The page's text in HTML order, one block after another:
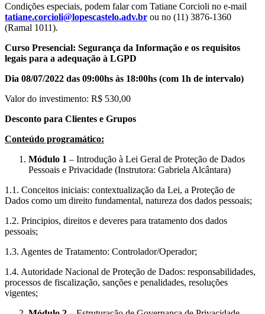
Condições especiais, podem falar com Tatiane Corcioli no e-mail
tatiane.corcioli@lopescastelo.adv.br ou no (11) 3876-1360
(Ramal 1011).
Curso Presencial: Segurança da Informação e os requisitos
legais para a adequação à LGPD
Dia 08/07/2022 das 09:00hs às 18:00hs (com 1h de intervalo)
Valor do investimento: R$ 530,00
Desconto para Clientes e Grupos
Conteúdo programático:
Módulo 1 – Introdução à Lei Geral de Proteção de Dados
Pessoais e Privacidade (Instrutora: Gabriela Alcântara)
1.1. Conceitos iniciais: contextualização da Lei, a Proteção de
Dados como um direito fundamental, natureza dos dados pessoais;
1.2. Principios, direitos e deveres para tratamento dos dados
pessoais;
1.3. Agentes de Tratamento: Controlador/Operador;
1.4. Autoridade Nacional de Proteção de Dados: responsabilidades,
processos de fiscalização, sanções e penalidades, resoluções
vigentes;